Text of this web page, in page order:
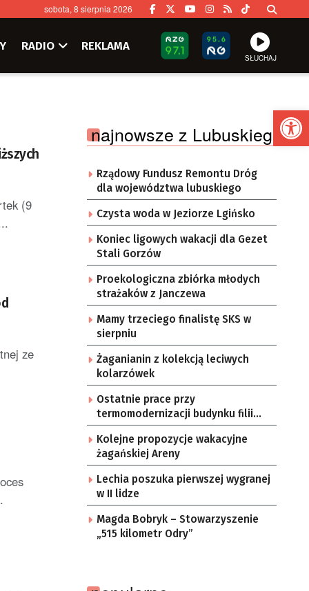
sobota, 8 sierpnia 2026
RADIO REKLAMA
SŁUCHAJ
(9
ze
najnowsze z Lubuskiego
Rządowy Fundusz Remontu Dróg
dla województwa lubuskiego
Czysta woda w Jeziorze Lgińsko
Koniec ligowych wakacji dla Gezet
Stali Gorzów
Proekologiczna zbiórka młodych
strażaków z Janczewa
Mamy trzeciego finalistę SKS w
sierpniu
Żaganianin z kolekcją leciwych
kolarzówek
Ostatnie prace przy
termomodernizacji budynku filii
żarskiego przedszkola Bajka
Kolejne propozycje wakacyjne
żagańskiej Areny
Lechia poszuka pierwszej wygranej
w II lidze
Magda Bobryk – Stowarzyszenie
„515 kilometr Odry”